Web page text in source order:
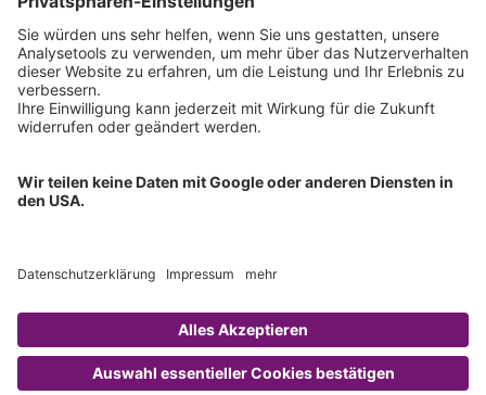
IFU anfordern
Zertifizierungen
ISO 9001 Zertifikat